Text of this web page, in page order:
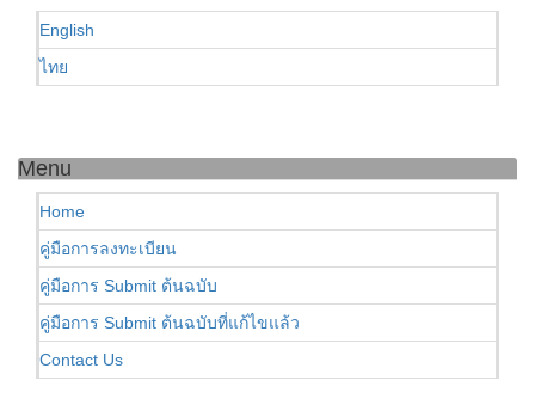
English
ไทย
Menu
Home
คู่มือการลงทะเบียน
คู่มือการ Submit ต้นฉบับ
คู่มือการ Submit ต้นฉบับที่แก้ไขแล้ว
Contact Us